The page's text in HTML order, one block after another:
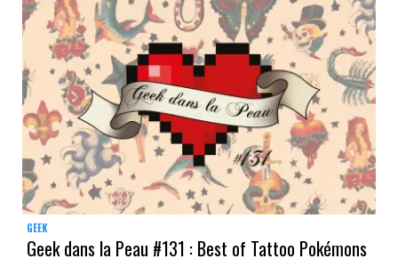
GEEK
Geek dans la Peau #131 : Best of Tattoo Pokémons